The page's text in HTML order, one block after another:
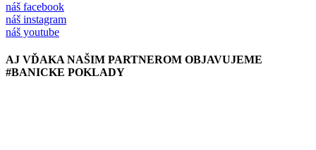
náš facebook
náš instagram
náš youtube
AJ VĎAKA NAŠIM PARTNEROM OBJAVUJEME
#BANICKE POKLADY